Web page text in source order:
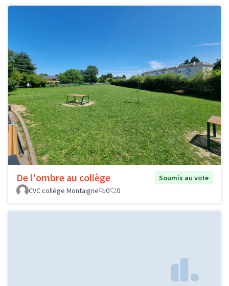
De l'ombre au collège
Soumis au vote
CVC collège Montaigne
0 0